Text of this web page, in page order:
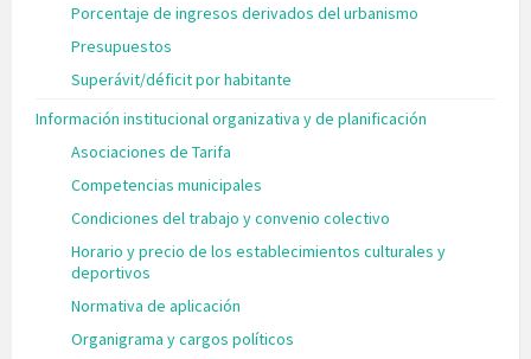
Porcentaje de ingresos derivados del urbanismo
Presupuestos
Superávit/déficit por habitante
Información institucional organizativa y de planificación
Asociaciones de Tarifa
Competencias municipales
Condiciones del trabajo y convenio colectivo
Horario y precio de los establecimientos culturales y
deportivos
Normativa de aplicación
Organigrama y cargos políticos